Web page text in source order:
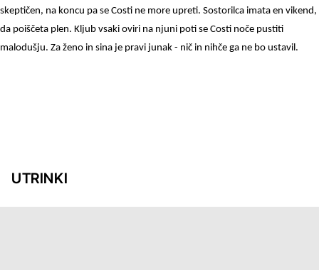
skeptičen, na koncu pa se Costi ne more upreti. Sostorilca imata en vikend,
da poiščeta plen. Kljub vsaki oviri na njuni poti se Costi noče pustiti
malodušju. Za ženo in sina je pravi junak - nič in nihče ga ne bo ustavil.
UTRINKI